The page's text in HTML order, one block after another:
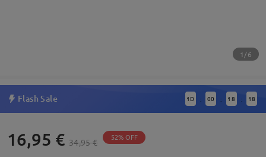
1/6
Flash Sale 1 D : 00 : 18 : 17
16,95 € 34,95 € 52% OFF